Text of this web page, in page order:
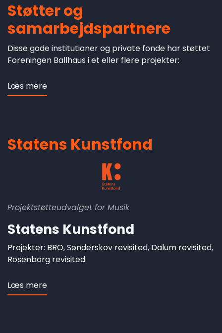
Støtter og
samarbejdspartnere
Disse gode institutioner og private fonde har støttet
Foreningen Ballhaus i et eller flere projekter:
Læs mere
Statens Kunstfond
Projektstøtteudvalget for Musik
Statens Kunstfond
Projekter: BRO, Sønderskov revisited, Dalum revisited,
Rosenborg revisited
Læs mere